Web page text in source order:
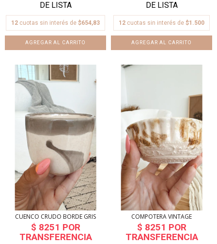
12 cuotas sin interés de $654,83 12 cuotas sin interés de $1.500
CUENCO CRUDO BORDE GRIS COMPOTERA VINTAGE